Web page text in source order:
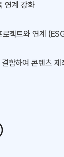
연계 강화
젝트와 연계
합하여 콘텐츠 제